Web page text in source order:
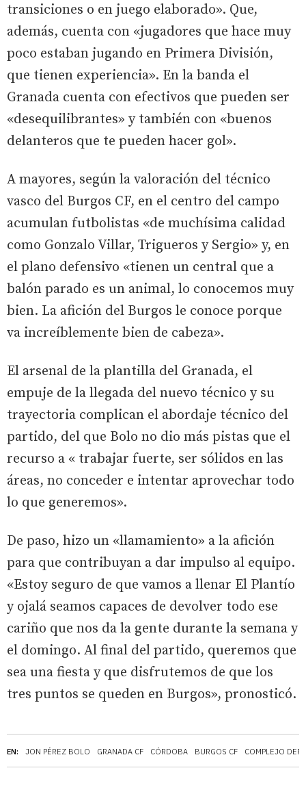
EN: JON PÉREZ BOLO GRANADA CF CÓRDOBA BURGOS CF COMPLEJO
transiciones o en juego elaborado». Que,
además, cuenta con «jugadores que hace muy
poco estaban jugando en Primera División,
que tienen experiencia». En la banda el
Granada cuenta con efectivos que pueden ser
«desequilibrantes» y también con «buenos
delanteros que te pueden hacer gol».
A mayores, según la valoración del técnico
vasco del Burgos CF, en el centro del campo
acumulan futbolistas «de muchísima calidad
como Gonzalo Villar, Trigueros y Sergio» y, en
el plano defensivo «tienen un central que a
balón parado es un animal, lo conocemos muy
bien. La afición del Burgos le conoce porque
va increíblemente bien de cabeza».
El arsenal de la plantilla del Granada, el
empuje de la llegada del nuevo técnico y su
trayectoria complican el abordaje técnico del
partido, del que Bolo no dio más pistas que el
recurso a « trabajar fuerte, ser sólidos en las
áreas, no conceder e intentar aprovechar todo
lo que generemos».
De paso, hizo un «llamamiento» a la afición
para que contribuyan a dar impulso al equipo.
«Estoy seguro de que vamos a llenar El Plantío
y ojalá seamos capaces de devolver todo ese
cariño que nos da la gente durante la semana y
el domingo. Al final del partido, queremos que
sea una fiesta y que disfrutemos de que los
tres puntos se queden en Burgos», pronosticó.